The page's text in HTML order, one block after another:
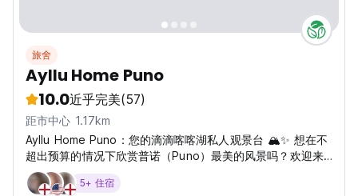
旅舍
Ayllu Home Puno
10.0近乎完美(57)
距市中心 1.17km
Ayllu Home Puno：您的滴滴喀喀湖私人观景台 🏔️✨ 想在不
超出预算的情况下欣赏普诺（Puno）最美的风景吗？欢迎来
到 Ayllu Home。我们是一家位于 4楼 的公寓式旅舍，在这
里，您可以将整座城市和世界上海拔最高的可通航湖泊——滴
5+ 住宿